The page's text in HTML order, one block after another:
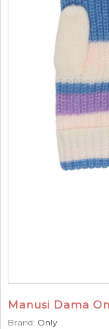
INFORMATII
CONTACT
Manusi Dama
Brand: Only